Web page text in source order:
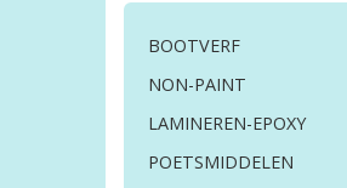
BOOTVERF
NON-PAINT
LAMINEREN-EPOXY
POETSMIDDELEN